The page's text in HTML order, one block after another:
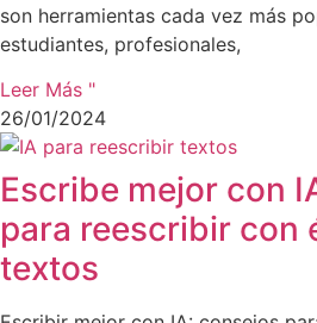
son herramientas cada vez más
estudiantes, profesionales,
Leer Más "
26/01/2024
Escribe mejor con
para reescribir con
textos